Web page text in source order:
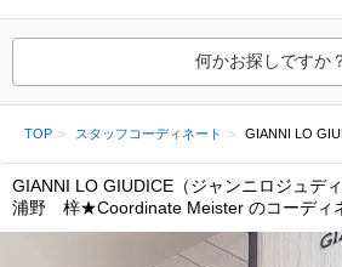
何かお探しですか
TOP スタッフコーディネート GIANNI LO
GIANNI LO GIUDICE（ジャンニロジュデ
浦野 梓★Coordinate Meister のコーディ